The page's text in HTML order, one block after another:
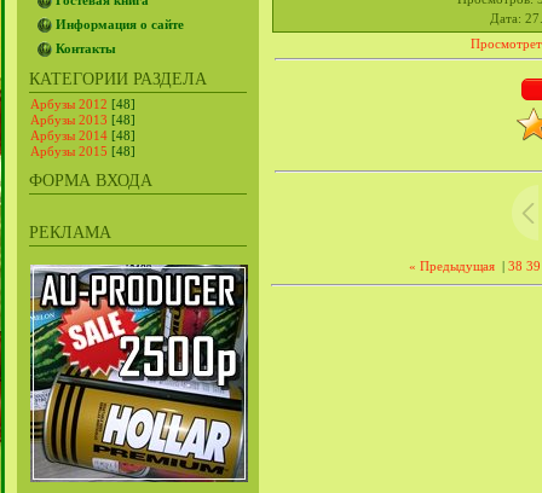
Информация о сайте
Контакты
КАТЕГОРИИ РАЗДЕЛА
Арбузы 2012 [48]
Арбузы 2013 [48]
Арбузы 2014 [48]
Арбузы 2015 [48]
ФОРМА ВХОДА
РЕКЛАМА
Дата:
« Предыдущая | 38 39